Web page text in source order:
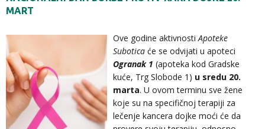
MART
Ove godine aktivnostiApoteke
Subotica će se odvijati u apoteci
Ogranak 1 (apoteka kod Gradske
kuće, Trg Slobode 1) u sredu 20.
marta. U ovom terminu sve žene
koje su na specifičnoj terapiji za
lečenje kancera dojke moći će da